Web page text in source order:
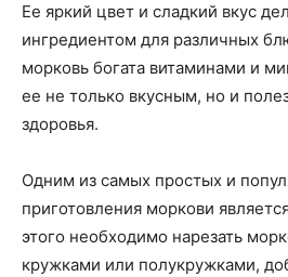
Ее яркий цвет и сладкий вкус
ингредиентом для различных
морковь богата витаминами и
ее не только вкусным, но и
здоровья.
Одним из самых простых и
приготовления моркови
этого необходимо нарезать
кружками или полукружками,